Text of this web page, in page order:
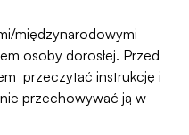
międzynarodowymi
osoby dorosłej. Przed
przeczytać instrukcję i
przechowywać ją w